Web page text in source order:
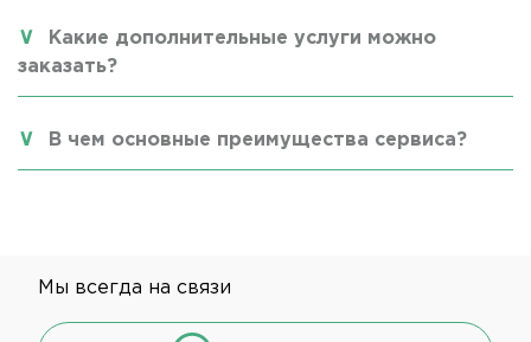
Какие дополнительные услуги можно
заказать?
В чем основные преимущества сервиса?
Мы всегда на связи